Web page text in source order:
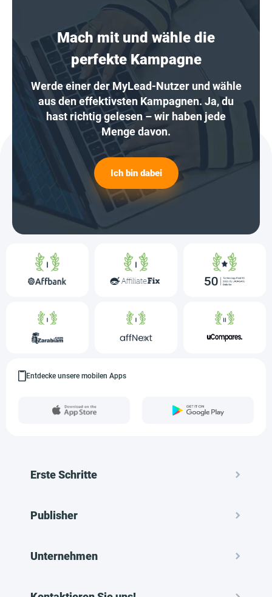
Mach mit und wähle die
perfekte Kampagne
Werde einer der MyLead-Nutzer und wähle
aus den effektivsten Kampagnen. Ja, du
hast richtig gelesen – wir haben jede
Menge davon.
Ich bin dabei
Entdecke unsere mobilen Apps
Erste Schritte
Publisher
Unternehmen